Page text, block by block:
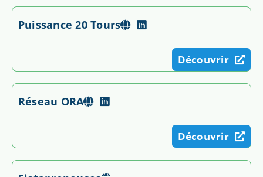
Puissance 20 Tours
Découvrir
Réseau ORA
Découvrir